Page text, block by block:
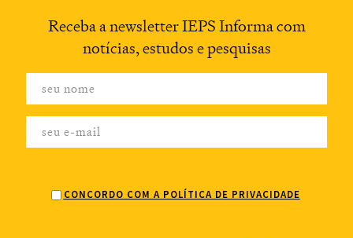
Receba a newsletterIEPS Informa com
notícias, estudos e pesquisas
CONCORDO COM A POLÍTICA DE PRIVACIDADE